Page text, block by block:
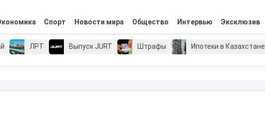
Спорт Новости мира Общество Интервью Эксклюзив
ЛРТ Выпуск JURT Штрафы Ипотеки в Казахстане